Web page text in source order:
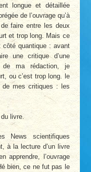
longue et détaillée
de l’ouvrage qu’à
faire entre les deux
et trop long. Mais ce
quantique : avant
une critique d’une
de ma rédaction, je
ou c’est trop long. le
de mes critiques : les
livre.
scientifiques
à la lecture d’un livre
apprendre, l’ouvrage
bien, ce ne fut pas le